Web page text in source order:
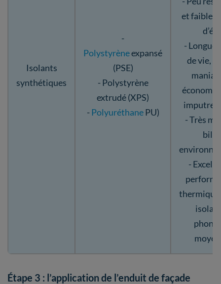
Isolants
synthétiques
-
Polystyrèneexpansé
(PSE)
- Polystyrène
extrudé (XPS)
-PolyuréthanePU)
et faible
d’été
- Longue
de vie,
- Très
-
Étape 3 : l’application de l’enduit de façade